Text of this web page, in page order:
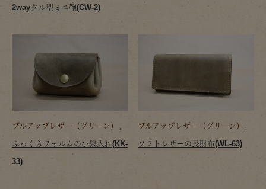
2wayタル型ミニ鞄(CW-2)
プルアップレザー（グリーン）。
ふっくらフォルムの小銭入れ(KK-
33)
プルアップレザー（グリーン）。
ソフトレザーの長財布(WL-63)